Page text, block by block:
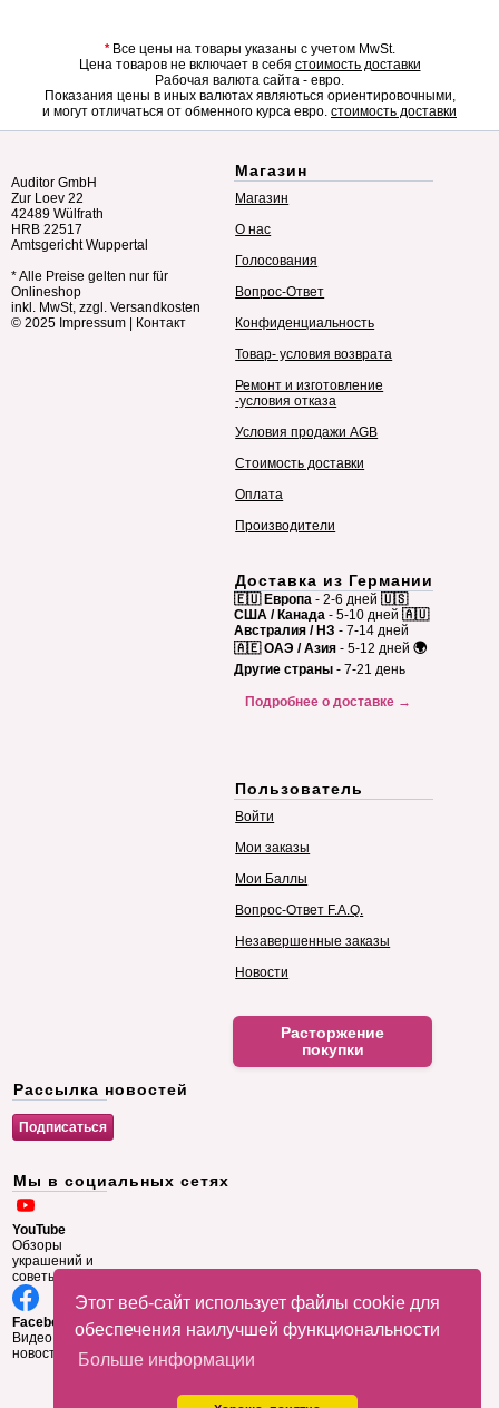
Этот веб-сайт использует файлы cookie для
обеспечения наилучшей функциональности
Больше информации
*Все цены на товары указаны с учетом MwSt.
Цена товаров не включает в себя стоимость доставки
Рабочая валюта сайта - евро.
Показания цены в иных валютах являються ориентировочными,
и могут отличаться от обменного курса евро. стоимость доставки
Auditor GmbH
Zur Loev 22
42489 Wülfrath
HRB 22517
Amtsgericht Wuppertal
* Alle Preise gelten nur für
Onlineshop
inkl. MwSt, zzgl. Versandkosten
© 2025 Impressum Контакт
Магазин
Магазин
О нас
Голосования
Вопрос-Ответ
Конфиденциальность
Товар- условия возврата
Ремонт и изготовление
-условия отказа
Условия продажи AGB
Стоимость доставки
Оплата
Производители
Доставка из Германии
🇪🇺 Европа - 2-6 дней 🇺🇸
США / Канада - 5-10 дней 🇦🇺
Австралия / НЗ - 7-14 дней
🇦🇪 ОАЭ / Азия - 5-12 дней 🌍
Другие страны - 7-21 день
Подробнее о доставке →
Пользователь
Войти
Мои заказы
Мои Баллы
Вопрос-Ответ F.A.Q.
Незавершенные заказы
Новости
Расторжение
покупки
Рассылка новостей
Мы в социальных сетях
YouTube
Обзоры
украшений и
советы
Facebook
Видео и
новости